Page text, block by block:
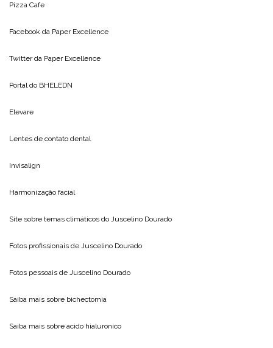
Pizza Cafe
Facebook da Paper Excellence
Twitter da Paper Excellence
Portal do BHELEDN
Elevare
Lentes de contato dental
Invisalign
Harmonização facial
Site sobre temas climáticos do Juscelino Dourado
Fotos profissionais de Juscelino Dourado
Fotos pessoais de Juscelino Dourado
Saiba mais sobre bichectomia
Saiba mais sobre acido hialuronico